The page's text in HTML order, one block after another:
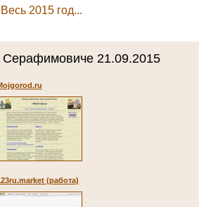
Весь 2015 год...
21.09.2015
(работа)